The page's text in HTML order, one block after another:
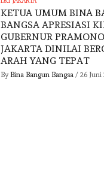
KETUA UMUM BINA
BANGSA APRESIASI
GUBERNUR
JAKARTA DINILAI
ARAH YANG TEPAT
By Bina Bangun Bangsa / 26 Juni